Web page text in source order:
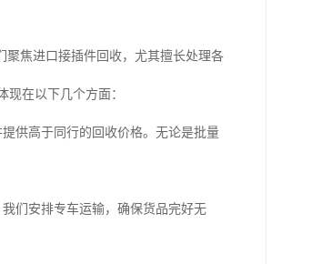
聚焦进口接插件回收，尤其擅长处理各
在以下几个方面：
供高于同行的回收价格。无论是批量
们安排专车运输，确保货品完好无